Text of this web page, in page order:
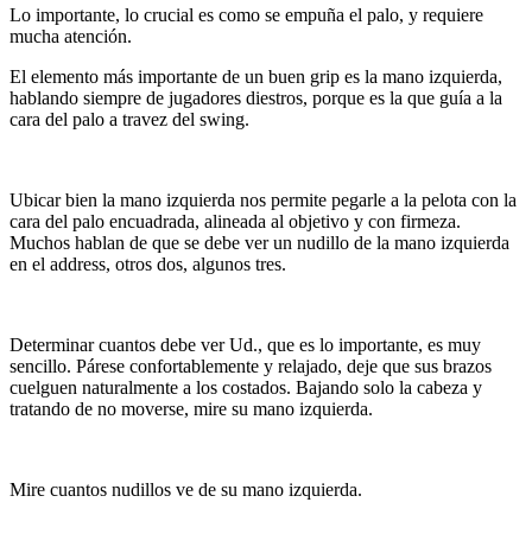
Lo importante, lo crucial es como se empuña el palo, y requiere
mucha atención.
El elemento más importante de un buen grip es la mano izquierda,
hablando siempre de jugadores diestros, porque es la que guía a la
cara del palo a travez del swing.
Ubicar bien la mano izquierda nos permite pegarle a la pelota con la
cara del palo encuadrada, alineada al objetivo y con firmeza.
Muchos hablan de que se debe ver un nudillo de la mano izquierda
en el address, otros dos, algunos tres.
Determinar cuantos debe ver Ud., que es lo importante, es muy
sencillo. Párese confortablemente y relajado, deje que sus brazos
cuelguen naturalmente a los costados. Bajando solo la cabeza y
tratando de no moverse, mire su mano izquierda.
Mire cuantos nudillos ve de su mano izquierda.